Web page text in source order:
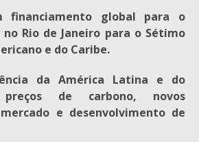
financiamento global para o
Rio de Janeiro para o Sétimo
e do Caribe.
da América Latina e do
de carbono, novos
e desenvolvimento de